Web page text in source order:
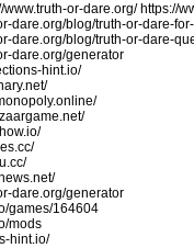
www.truth-or-dare.org/ https://
dare.org/blog/truth-or-dare-
dare.org/blog/truth-or-dare-
dare.org/generator
hint.io/
dare.org/generator
games/164604
mods
hint.io/